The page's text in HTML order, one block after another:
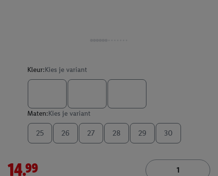
Kleur:Kies je variant
Maten:Kies je variant
25 26 27 28 29 30
14.99